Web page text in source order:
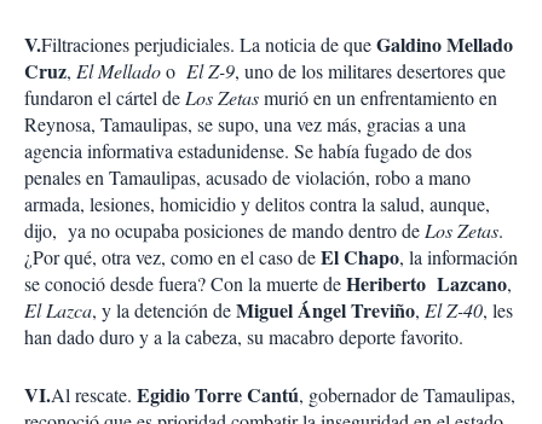
V.Filtraciones perjudiciales. La noticia de queGaldino Mellado
Cruz, El Melladoo El Z-9, uno de los militares desertores que
fundaron el cártel de Los Zetasmurió en un enfrentamiento en
Reynosa, Tamaulipas, se supo, una vez más, gracias a una
agencia informativa estadunidense. Se había fugado de dos
penales en Tamaulipas, acusado de violación, robo a mano
armada, lesiones, homicidio y delitos contra la salud, aunque,
dijo, ya no ocupaba posiciones de mando dentro de Los Zetas.
¿Por qué, otra vez, como en el caso deElChapo, la información
se conoció desde fuera? Con la muerte deHeriberto Lazcano,
El Lazca, y la detención deMiguel Ángel Treviño, El Z-40, les
han dado duro y a la cabeza, su macabro deporte favorito.
VI.Al rescate. Egidio Torre Cantú, gobernador de Tamaulipas,